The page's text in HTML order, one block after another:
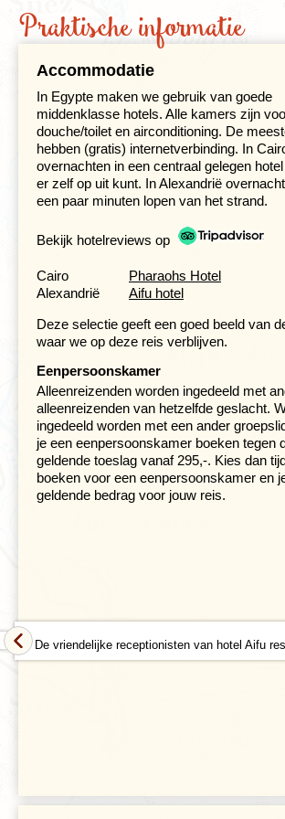
hier vers brood of ga de onderhandeling
kraam vol handgemaakte souvenirs.
Niet ver van de souk ligt de Moskee van
Hooggelegen op een heuvel is het niet
indrukwekkend gebouw om te zien, maar
een prachtig uitzicht over de stad Caïro
weer zicht op de eerder bezochte
Mocht je nog niet genoeg hebben
Egyptische topstukken, dan is het Oude
beroemde Tahrirplein is het gebouw met
en neoklassieke stijl makkelijk te
sfeer en de rijke collectie blijft het een
onder bezoekers.
Op weg met Djoser
Bij onze reizen is geen sprake van een
reisschema. Het principe 'vrijheid-blijheid'
de reisdagen en enkele excursies die bij
inbegrepen vastliggen, maar dat de
in te vullen. Uiteraard ben je nooit
excursie deel te nemen. Bij alle
entreegelden dan ook exclusief zodat je
of je mee naar binnen wilt. Wie er liever
Praktische informatie
Accommodatie
In Egypte maken we gebruik van goede
middenklasse hotels. Alle kamers zijn
douche/toilet en airconditioning. De
hebben (gratis) internetverbinding. In
overnachten in een centraal gelegen
er zelf op uit kunt. In Alexandrië
een paar minuten lopen van het strand.
Bekijk hotelreviews op
Cairo
Pharaohs Hotel
Alexandrië
Aifu hotel
Deze selectie geeft een goed beeld van
waar we op deze reis verblijven.
Eenpersoonskamer
Alleenreizenden worden ingedeeld met
alleenreizenden van hetzelfde geslacht.
ingedeeld worden met een ander
je een eenpersoonskamer boeken tegen
geldende toeslag vanaf 295,-. Kies dan
boeken voor een eenpersoonskamer en
geldende bedrag voor jouw reis.
De vriendelijke receptionisten van hotel Aifu